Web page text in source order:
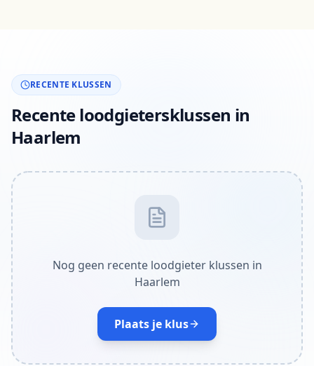
RECENTE KLUSSEN
Recente loodgietersklussen in
Haarlem
Nog geen recente loodgieter klussen in
Haarlem
Plaats je klus